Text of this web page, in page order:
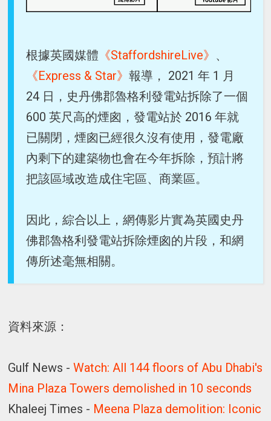
根據英國媒體 《StaffordshireLive》 、
《Express & Star》報導， 2021 年 1 月
24 日，史丹佛郡魯格利發電站拆除了一個
600 英尺高的煙囪，發電站於 2016 年就
已關閉，煙囪已經很久沒有使用，發電廠
內剩下的建築物也會在今年拆除，預計將
把該區域改造成住宅區、商業區。
因此，綜合以上，網傳影片實為英國史丹
佛郡魯格利發電站拆除煙囪的片段，和網
傳所述毫無相關。
資料來源：
Gulf News -Watch: All 144 floors of Abu Dhabi's
Mina Plaza Towers demolished in 10 seconds
Khaleej Times - Meena Plaza demolition: Iconic